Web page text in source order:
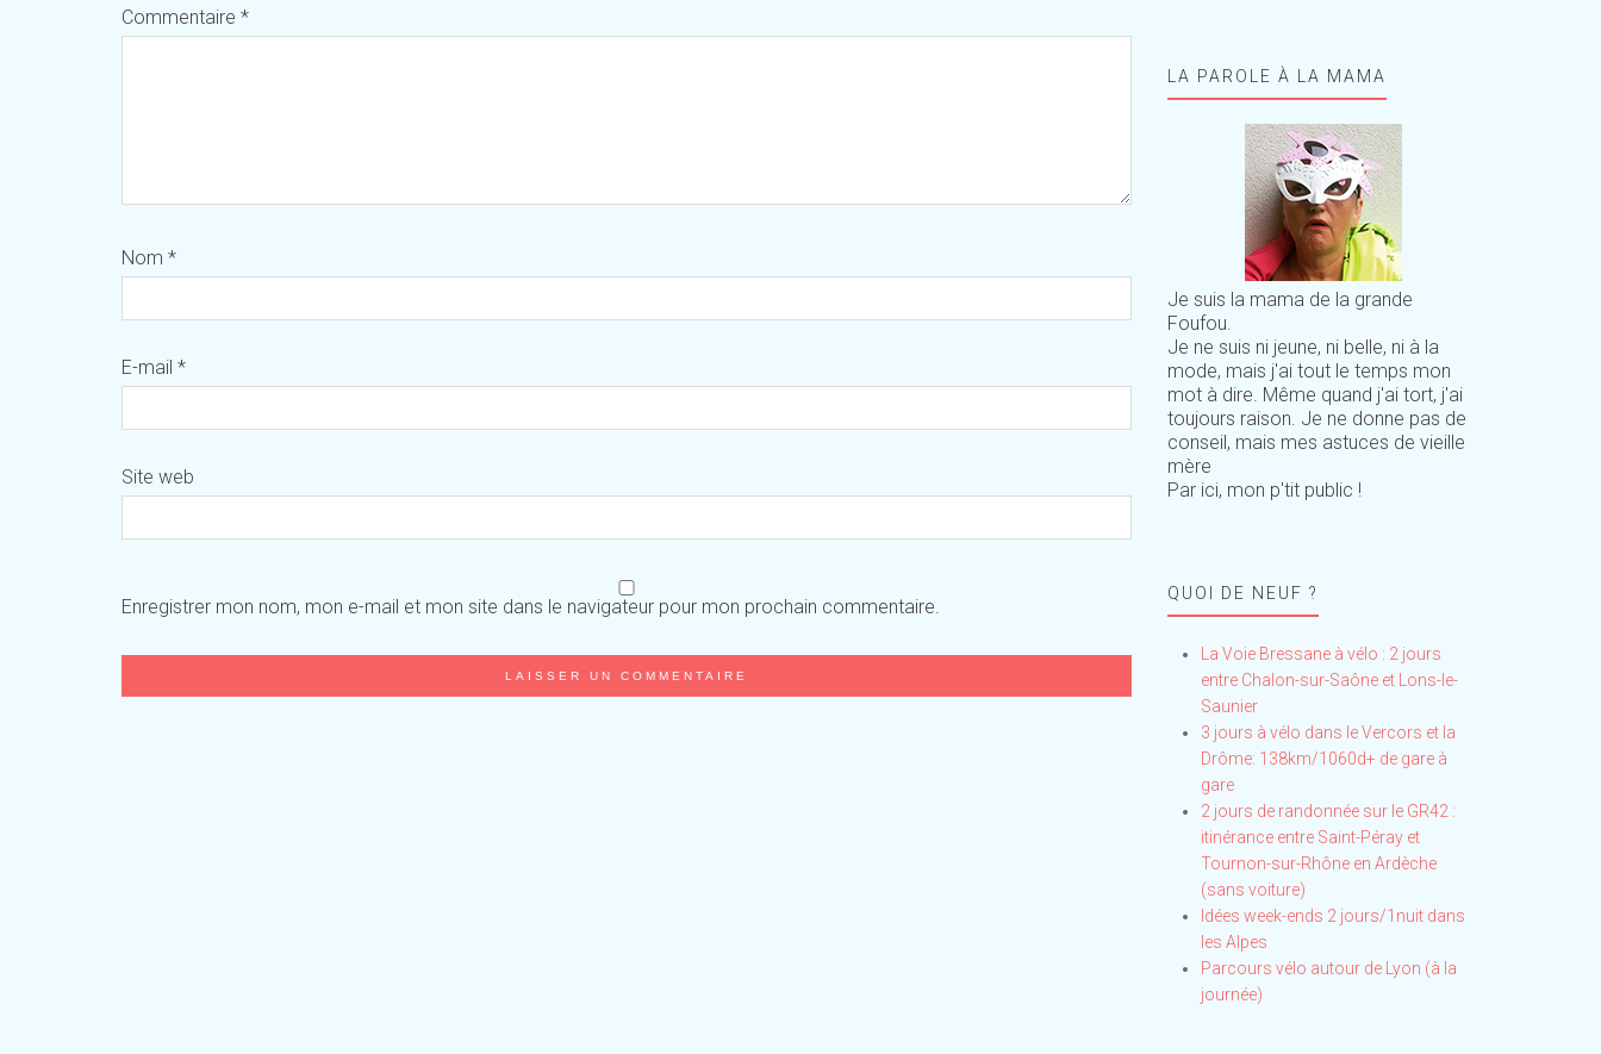
Commentaire *
Nom *
E-mail *
Site web
Enregistrer mon nom, mon e-mail et mon site dans le navigateur pour mon prochain commentaire.
LA PAROLE À LA MAMA
Je suis la mama de la grande
Foufou.
Je ne suis ni jeune, ni belle, ni à la
mode, mais j'ai tout le temps mon
mot à dire. Même quand j'ai tort, j'ai
toujours raison. Je ne donne pas de
conseil, mais mes astuces de vieille
mère
Par ici, mon p'tit public !
QUOI DE NEUF ?
La Voie Bressane à vélo : 2 jours
entre Chalon-sur-Saône et Lons-le-
Saunier
3 jours à vélo dans le Vercors et la
Drôme: 138km/1060d+ de gare à
gare
2 jours de randonnée sur le GR42 :
itinérance entre Saint-Péray et
Tournon-sur-Rhône en Ardèche
(sans voiture)
Idées week-ends 2 jours/1nuit dans
les Alpes
Parcours vélo autour de Lyon (à la
journée)